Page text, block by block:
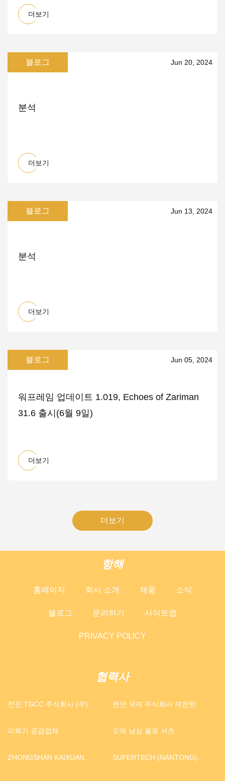
더보기
블로그 Jun 20, 2024
분석
더보기
블로그 Jun 13, 2024
분석
더보기
블로그 Jun 05, 2024
워프레임 업데이트 1.019, Echoes of Zariman
31.6 출시(6월 9일)
더보기
더보기
항해
홈페이지 회사 소개 제품 소식
블로그 문의하기 사이트맵
PRIVACY POLICY
협력사
천진 TGCC 주식회사 (주) 젠안 국제 주식회사 제한된.
피뢰기 공급업체 도매 남성 폴로 셔츠
ZHONGSHAN KAIXUAN
SUPERTECH (NANTONG)